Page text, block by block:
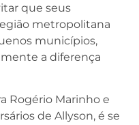
que seus
metropolitana
municípios,
a diferença
Rogério Marinho e
de Allyson, é se